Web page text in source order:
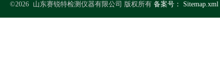
©2026 山东赛锐特检测仪器有限公司 版权所有 备案号： Sitemap.xml